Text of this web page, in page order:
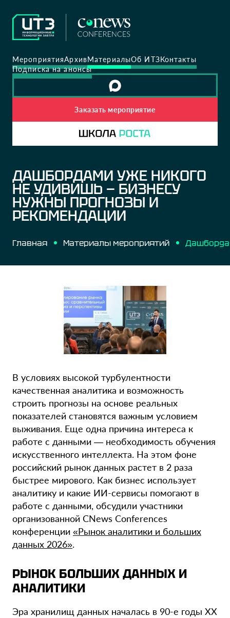
МероприятияАрхивМатериалыОб ИТЗКонтакты
Подписка на анонсы
Заказать мероприятие
ДАШБОРДАМИ УЖЕ НИКОГО
НЕ УДИВИШЬ — БИЗНЕСУ
НУЖНЫ ПРОГНОЗЫ И
РЕКОМЕНДАЦИИ
Главная Материалы мероприятий
В условиях высокой турбулентности
качественная аналитика и возможность
строить прогнозы на основе реальных
показателей становятся важным условием
выживания. Еще одна причина интереса к
работе с данными — необходимость обучения
искусственного интеллекта. На этом фоне
российский рынок данных растет в 2 раза
быстрее мирового. Как бизнес использует
аналитику и какие ИИ-сервисы помогают в
работе с данными, обсудили участники
организованной CNews Conferences
конференции «Рынок аналитики и больших
данных 2026».
РЫНОК БОЛЬШИХ ДАННЫХ И
АНАЛИТИКИ
Эра хранилищ данных началась в 90-е годы XX